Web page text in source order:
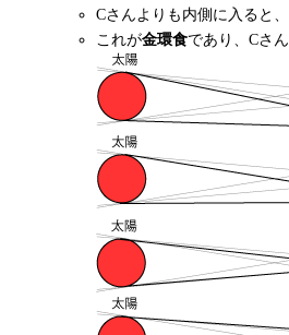
Cさんよりも内側に入ると
これが金環食であり、Cさ